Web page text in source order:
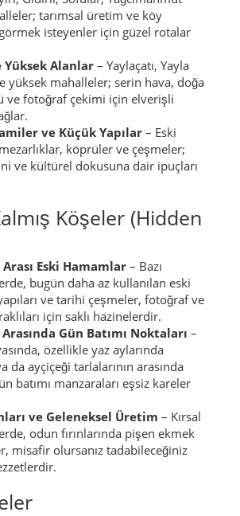
tarımsal üretim ve köy
görmek isteyenler için güzel rotalar
Yüksek Alanlar – Yaylaçatı, Yayla
yüksek mahalleler; serin hava, doğa
ve fotoğraf çekimi için elverişli
ve Küçük Yapılar – Eski
köprüler ve çeşmeler;
ve kültürel dokusuna dair ipuçları
Köşeler (Hidden
Eski Hamamlar – Bazı
bugün daha az kullanılan eski
ve tarihi çeşmeler, fotoğraf ve
için saklı hazinelerdir.
Gün Batımı Noktaları –
özellikle yaz aylarında
da ayçiçeği tarlalarının arasında
batımı manzaraları eşsiz kareler
ve Geleneksel Üretim – Kırsal
odun fırınlarında pişen ekmek
misafir olursanız tadabileceğiniz